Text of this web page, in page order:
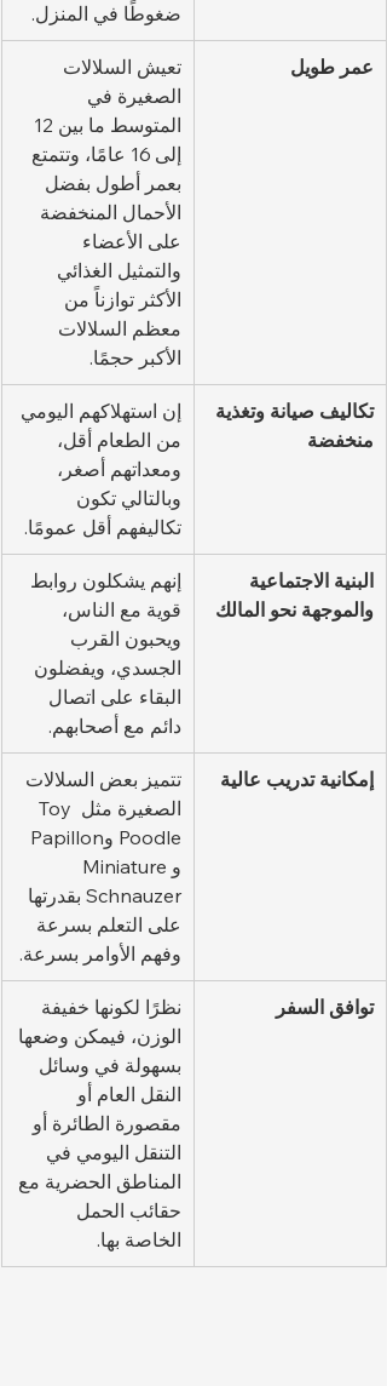
ضغوطًا في المنزل.
عمر طويل
تعيش السلالات
الصغيرة في
إلى 16 عامًا، وتتمتع
بعمر أطول بفضل
الأحمال المنخفضة
على الأعضاء
والتمثيل الغذائي
الأكثر توازناً من
معظم السلالات
الأكبر حجمًا.
تكاليف صيانة وتغذية
منخفضة
إن استهلاكهم اليومي
من الطعام أقل،
ومعداتهم أصغر،
وبالتالي تكون
تكاليفهم أقل عمومًا.
البنية الاجتماعية
والموجهة نحو المالك
إنهم يشكلون روابط
قوية مع الناس،
ويحبون القرب
الجسدي، ويفضلون
البقاء على اتصال
دائم مع أصحابهم.
إمكانية تدريب عالية
تتميز بعض السلالات
الصغيرة مثل Toy
وMiniature
Schnauzer بقدرتها
على التعلم بسرعة
وفهم الأوامر بسرعة.
توافق السفر
نظرًا لكونها خفيفة
الوزن، فيمكن وضعها
بسهولة في وسائل
النقل العام أو
مقصورة الطائرة أو
التنقل اليومي في
المناطق الحضرية مع
حقائب الحمل
الخاصة بها.